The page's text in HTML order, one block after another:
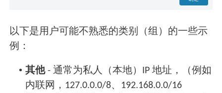
以下是用户可能不熟悉的类别（组）的一些示
例：
• 其他- 通常为私人（本地）IP 地址，（例如
内联网，127.0.0.0/8、192.168.0.0/16